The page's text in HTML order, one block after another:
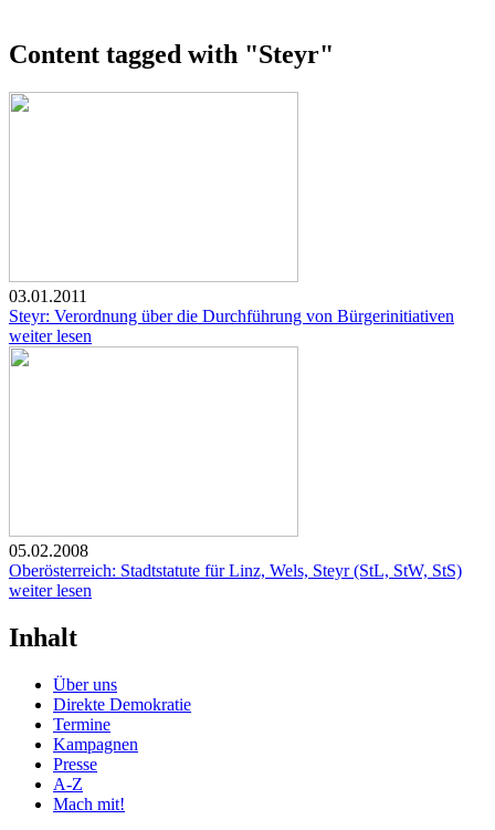
Content tagged with "Steyr"
03.01.2011
Steyr: Verordnung über die Durchführung von Bürgerinitiativen
weiter lesen
05.02.2008
Oberösterreich: Stadtstatute für Linz, Wels, Steyr (StL, StW, StS)
weiter lesen
Inhalt
Über uns
Direkte Demokratie
Termine
Kampagnen
Presse
A-Z
Mach mit!